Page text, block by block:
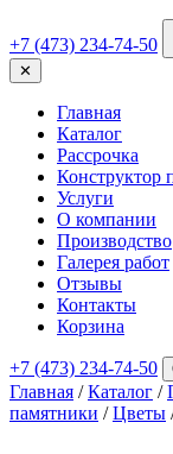
+7 (473) 234-74-50
✕
Главная
Каталог
Рассрочка
Конструктор
Услуги
О компании
Производство
Галерея работ
Отзывы
Контакты
Корзина
+7 (473) 234-74-50
Главная /Каталог /
памятники /Цветы